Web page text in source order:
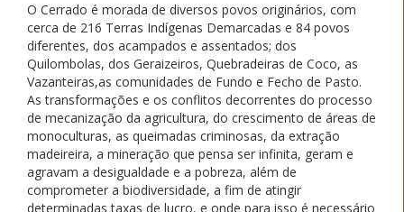
O Cerrado é morada de diversos povos originários, com
cerca de 216 Terras Indígenas Demarcadas e 84 povos
diferentes, dos acampados e assentados; dos
Quilombolas, dos Geraizeiros, Quebradeiras de Coco, as
Vazanteiras,as comunidades de Fundo e Fecho de Pasto.
As transformações e os conflitos decorrentes do processo
de mecanização da agricultura, do crescimento de áreas de
monoculturas, as queimadas criminosas, da extração
madeireira, a mineração que pensa ser infinita, geram e
agravam a desigualdade e a pobreza, além de
comprometer a biodiversidade, a fim de atingir
determinadas taxas de lucro, e onde para isso é necessário